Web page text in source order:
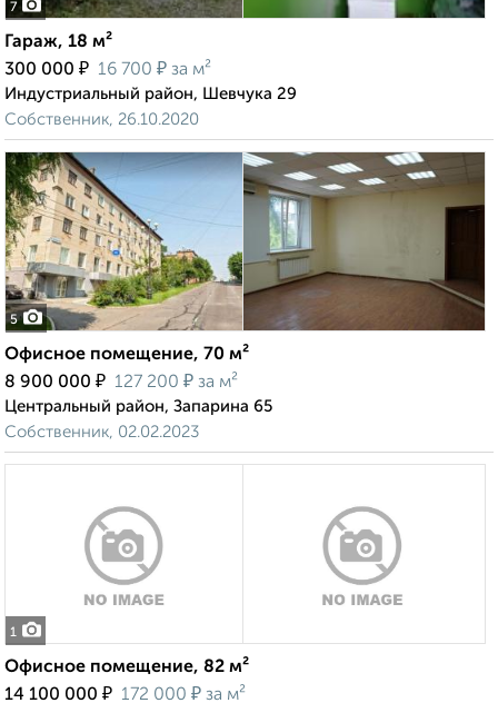
7
Гараж, 18 м²
300 000 ₽ 16 700 ₽ за м²
Индустриальный район, Шевчука 29
Собственник, 26.10.2020
5
Офисное помещение, 70 м²
8 900 000 ₽ 127 200 ₽ за м²
Центральный район, Запарина 65
Собственник, 02.02.2023
1
Офисное помещение, 82 м²
14 100 000 ₽ 172 000 ₽ за м²